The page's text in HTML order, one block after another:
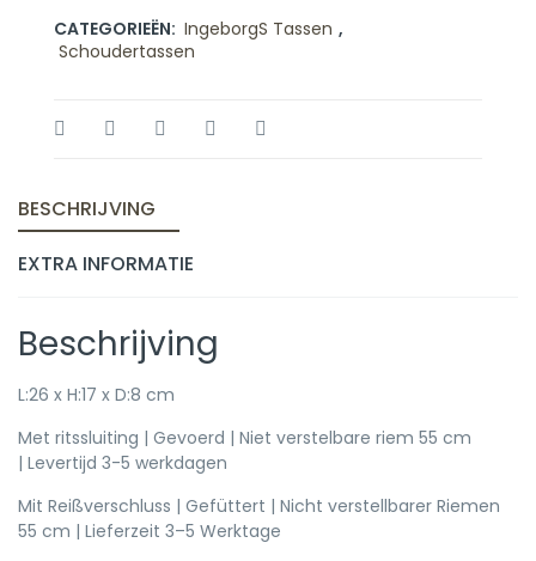
CATEGORIEËN: IngeborgS Tassen ,
Schoudertassen
BESCHRIJVING
EXTRA INFORMATIE
Beschrijving
L:26 x H:17 x D:8 cm
Met ritssluiting | Gevoerd | Niet verstelbare riem 55 cm
| Levertijd 3-5 werkdagen
Mit Reißverschluss | Gefüttert | Nicht verstellbarer Riemen
55 cm | Lieferzeit 3–5 Werktage